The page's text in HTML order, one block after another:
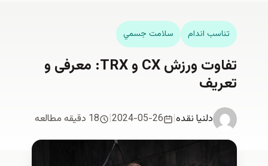
تناسب اندام سلامت جسمي
تفاوت ورزش CX و TRX: معرفی و
تعریف
دلنیا نقدە|
2024-05-26
| 18 دقیقه مطالعه